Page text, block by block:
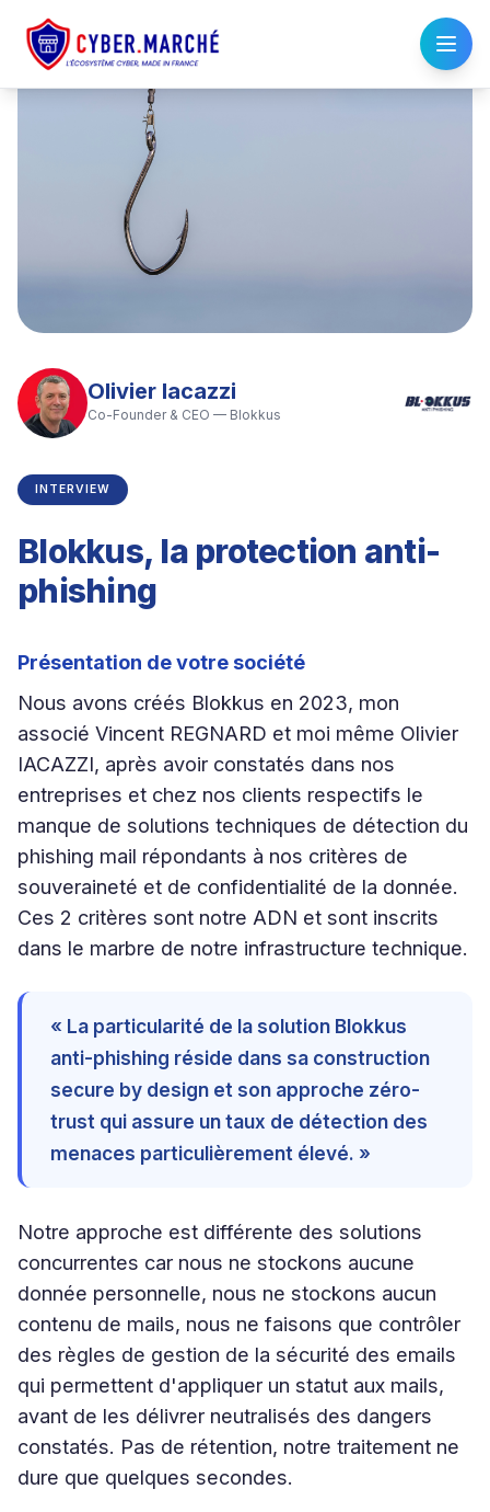
Olivier Iacazzi
Co-Founder & CEO — Blokkus
INTERVIEW
Blokkus, la protection anti-
phishing
Présentation de votre société
Nous avons créés Blokkus en 2023, mon
associé Vincent REGNARD et moi même Olivier
IACAZZI, après avoir constatés dans nos
entreprises et chez nos clients respectifs le
manque de solutions techniques de détection du
phishing mail répondants à nos critères de
souveraineté et de confidentialité de la donnée.
Ces 2 critères sont notre ADN et sont inscrits
dans le marbre de notre infrastructure technique.
« La particularité de la solution Blokkus
anti-phishing réside dans sa construction
secure by design et son approche zéro-
trust qui assure un taux de détection des
menaces particulièrement élevé. »
Notre approche est différente des solutions
concurrentes car nous ne stockons aucune
donnée personnelle, nous ne stockons aucun
contenu de mails, nous ne faisons que contrôler
des règles de gestion de la sécurité des emails
qui permettent d'appliquer un statut aux mails,
avant de les délivrer neutralisés des dangers
constatés. Pas de rétention, notre traitement ne
dure que quelques secondes.